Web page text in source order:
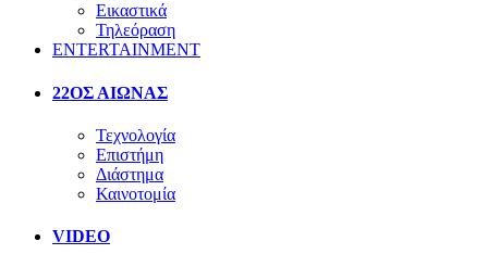
Εικαστικά
Τηλεόραση
ENTERTAINMENT
22ΟΣ ΑΙΩΝΑΣ
Τεχνολογία
Επιστήμη
Διάστημα
Καινοτομία
VIDEO